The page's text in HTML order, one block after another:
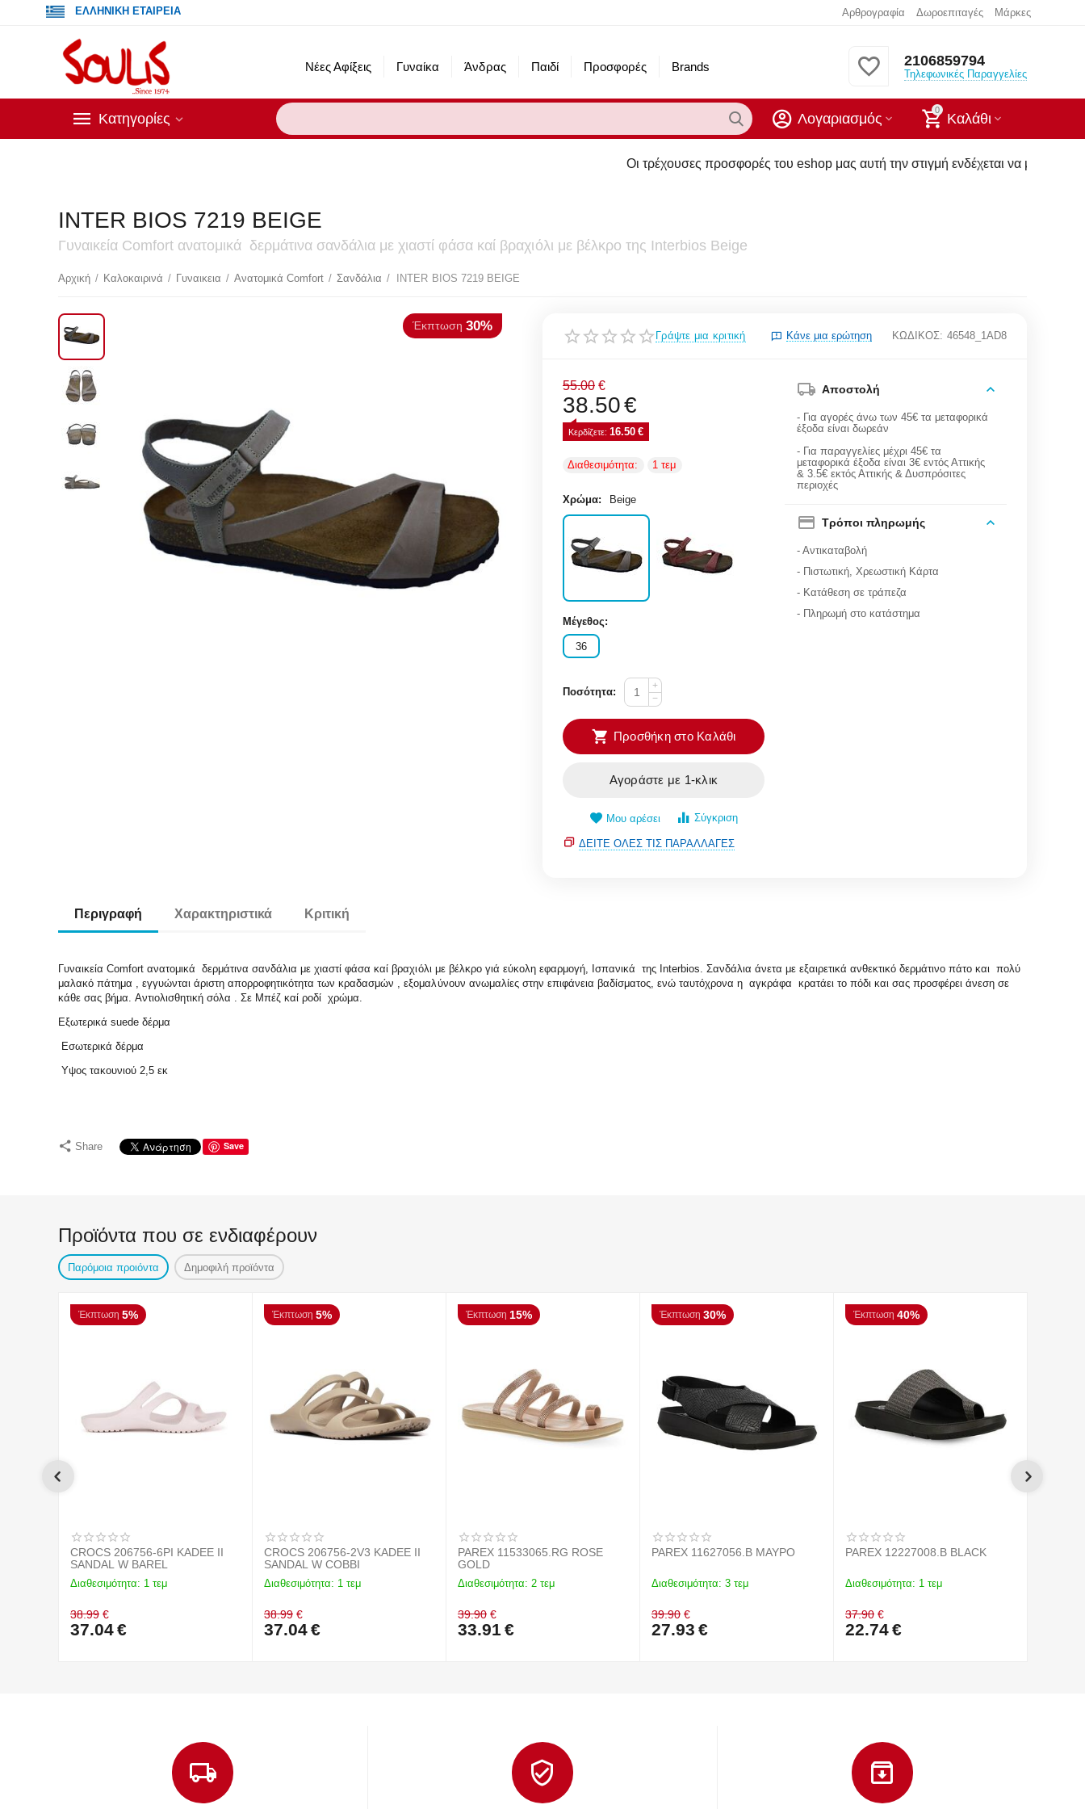
ΕΛΛΗΝΙΚΗ ΕΤΑΙΡΕΙΑ Αρθρογραφία Δωροεπιταγές Μάρκες
Νέες Αφίξεις Γυναίκα Άνδρας Παιδί Προσφορές Brands 2106859794
Τηλεφωνικές Παραγγελίες
Κατηγορίες
0
Καλάθι
Λογαριασμός
Οι τρέχουσες προσφορές του eshop μας αυτή την στιγμή ενδέχεται να μην υπάρχουν στα
INTER BIOS 7219 BEIGE
Γυναικεία Comfort ανατομικά δερμάτινα σανδάλια με χιαστί φάσα καί βραχιόλι με βέλκρο της Interbios Beige
Αρχική / Καλοκαιρινά / Γυναικεια / Ανατομικά Comfort / Σανδάλια / INTER BIOS 7219 BEIGE
30%
Γράψτε μια κριτική Κάνε μια ερώτηση ΚΩΔΙΚΟΣ: 46548_1AD8
55.00 €
38.50€
Κερδίζετε: 16.50 €
Διαθεσιμότητα: 1 τεμ
Χρώμα: Beige
Μέγεθος:
36
Ποσότητα:
+
−
Προσθήκη στο Καλάθι
Αγοράστε με 1-κλικ
Μου αρέσει Σύγκριση
Αποστολή
- Για αγορές άνω των 45€ τα μεταφορικά
έξοδα είναι δωρεάν
- Για παραγγελίες μέχρι 45€ τα
μεταφορικά έξοδα είναι 3€ εντός Αττικής
& 3.5€ εκτός Αττικής & Δυσπρόσιτες
περιοχές
Τρόποι πληρωμής
- Αντικαταβολή
- Πιστωτική, Χρεωστική Κάρτα
- Κατάθεση σε τράπεζα
- Πληρωμή στο κατάστημα
ΔΕΊΤΕ ΌΛΕΣ ΤΙΣ ΠΑΡΑΛΛΑΓΈΣ
Περιγραφή Χαρακτηριστικά Κριτική
Γυναικεία Comfort ανατομικά δερμάτινα σανδάλια με χιαστί φάσα καί βραχιόλι με βέλκρο γιά εύκολη εφαρμογή, Ισπανικά της Interbios. Σανδάλια άνετα με εξαιρετικά ανθεκτικό δερμάτινο πάτο και πολύ
μαλακό πάτημα , εγγυώνται άριστη απορροφητικότητα των κραδασμών , εξομαλύνουν ανωμαλίες στην επιφάνεια βαδίσματος, ενώ ταυτόχρονα η αγκράφα κρατάει το πόδι και σας προσφέρει άνεση σε
κάθε σας βήμα. Αντιολισθητική σόλα . Σε Μπέζ καί ροδί χρώμα.
Εξωτερικά suede δέρμα
Εσωτερικά δέρμα
Υψος τακουνιού 2,5 εκ
Share Save
Προϊόντα που σε ενδιαφέρουν
Παρόμοια προιόντα Δημοφιλή προϊόντα
Έκπτωση 5%
CROCS 206756-6PI KADEE II
SANDAL W BAREL
Διαθεσιμότητα: 1 τεμ
38.99 €
37.04€
Έκπτωση 5%
CROCS 206756-2V3 KADEE II
SANDAL W COBBI
Διαθεσιμότητα: 1 τεμ
38.99 €
37.04€
Έκπτωση 15%
PAREX 11533065.RG ROSE
GOLD
Διαθεσιμότητα: 2 τεμ
39.90 €
33.91 €
Έκπτωση 30%
PAREX 11627056.B ΜΑΥΡΟ
Διαθεσιμότητα: 3 τεμ
39.90 €
27.93 €
Έκπτωση 40%
PAREX 12227008.B BLACK
Διαθεσιμότητα: 1 τεμ
37.90 €
22.74€